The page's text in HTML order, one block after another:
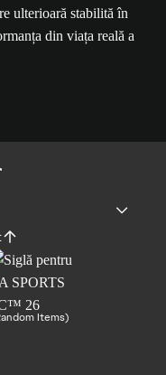
ulterioară stabilită în
din viața reală a
Items)